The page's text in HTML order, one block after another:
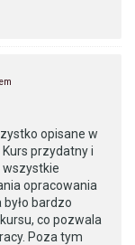
opisane w
przydatny i
wszystkie
opracowania
bardzo
co pozwala
Poza tym